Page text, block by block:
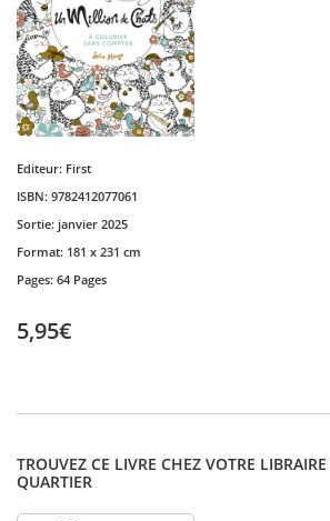
Editeur: First
ISBN: 9782412077061
Sortie: janvier 2025
Format: 181 x 231 cm
Pages: 64 Pages
5,95€
TROUVEZ CE LIVRE CHEZ VOTRE
QUARTIER